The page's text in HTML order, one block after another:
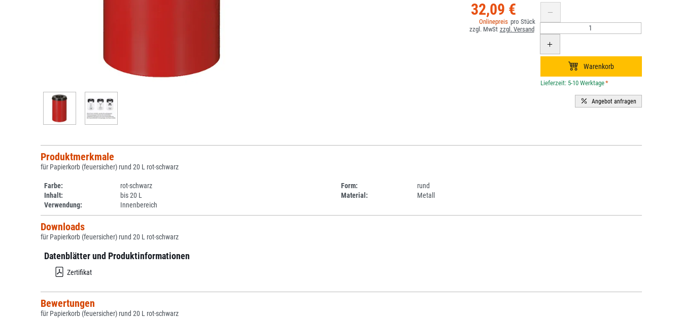
32,09 €
*
Produktmerkmale
für Papierkorb (feuersicher) rund 20 L rot-schwarz
Farbe: rot-schwarz Form:
rund
Inhalt:
bis 20 L Material:
Metall
Verwendung:
Innenbereich
Downloads
für Papierkorb (feuersicher) rund 20 L rot-schwarz
Datenblätter und Produktinformationen
Zertifikat
Bewertungen
für Papierkorb (feuersicher) rund 20 L rot-schwarz